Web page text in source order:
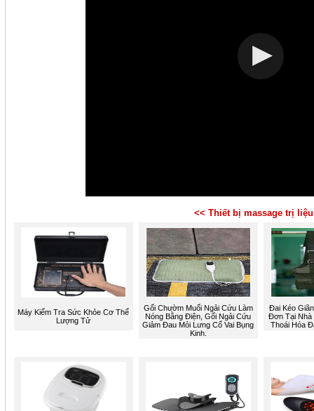
<< Thiết bị massage trị
Máy Kiểm Tra Sức Khỏe Cơ Thể
Lượng Tử
Gối Chườm Muối Ngải Cứu Làm
Nóng Bằng Điện, Gối Ngải Cứu
Giảm Đau Mỏi Lưng Cổ Vai Bụng
Kinh.
Đai Kéo
Đơn Tại Nhà
Thoái Hóa